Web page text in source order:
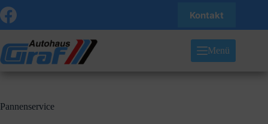
Zum
Inhalt
springen
Kontakt
Menü
Pannenservice